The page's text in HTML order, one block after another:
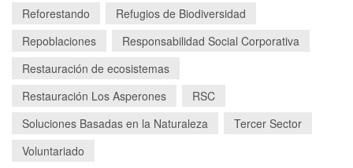
Reforestando
Refugios de Biodiversidad
Repoblaciones
Responsabilidad Social Corporativa
Restauración de ecosistemas
Restauración Los Asperones
RSC
Soluciones Basadas en la Naturaleza
Tercer Sector
Voluntariado